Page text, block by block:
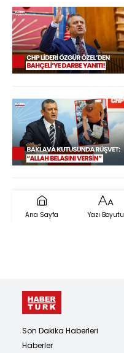
Ana Sayfa Yazı Boyutu
Son Dakika Haberleri
Haberler